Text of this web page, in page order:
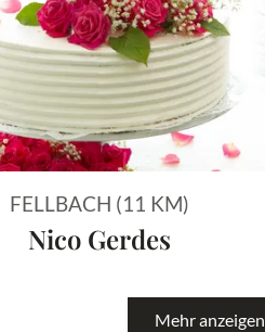
Bild
FELLBACH (11 KM)
Nico Gerdes
Mehr anzeigen